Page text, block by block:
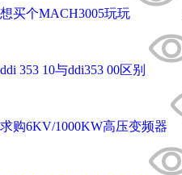
想买个MACH3005玩玩
ddi 353 10与ddi353 00区别
求购6KV/1000KW高压变频器